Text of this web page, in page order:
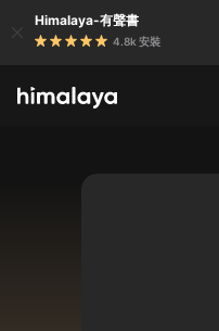
Himalaya-有聲書
4.8k 安裝